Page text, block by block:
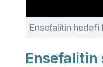
Ensefalitin hedefi
Ensefalitin